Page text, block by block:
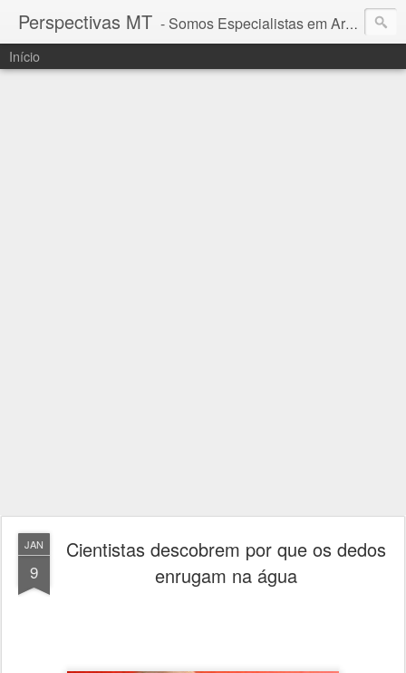
Perspectivas MT - Somos Especialistas em Araguaia - Mato Grosso
Início
JAN
9
Cientistas descobrem por que os dedos
enrugam na água